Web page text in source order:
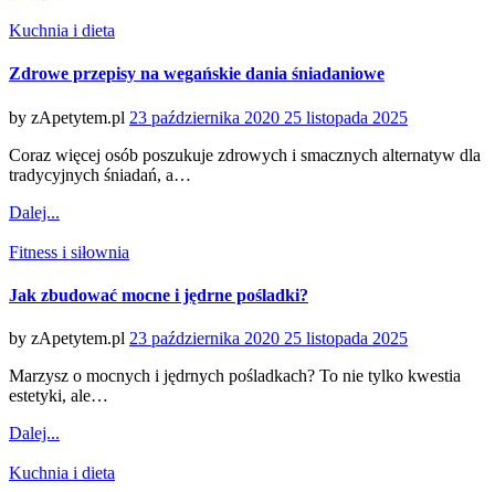
Categories
Kuchnia i dieta
Zdrowe przepisy na wegańskie dania śniadaniowe
by zApetytem.pl Posted
23 października 2020 25 listopada 2025
Coraz więcej osób poszukuje zdrowych i smacznych alternatyw dla
tradycyjnych śniadań, a…
Dalej...
Categories
Fitness i siłownia
Jak zbudować mocne i jędrne pośladki?
by zApetytem.pl Posted
23 października 2020 25 listopada 2025
Marzysz o mocnych i jędrnych pośladkach? To nie tylko kwestia
estetyki, ale…
Dalej...
Categories
Kuchnia i dieta